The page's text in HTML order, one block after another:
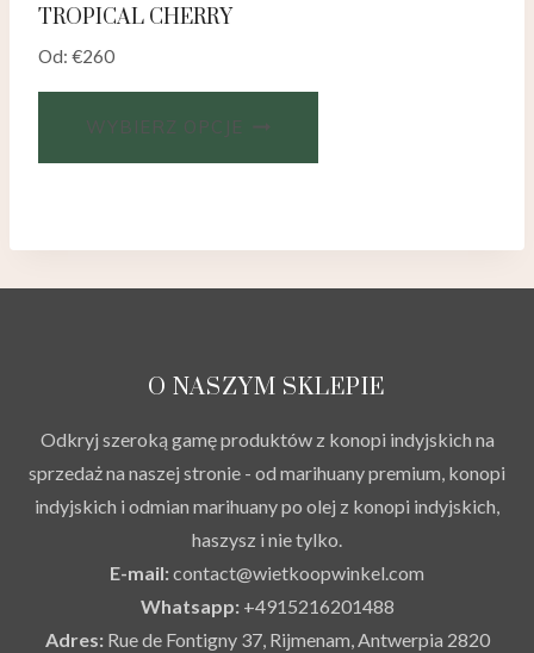
TROPICAL CHERRY
Od: €260
WYBIERZ OPCJE
O NASZYM SKLEPIE
Odkryj szeroką gamę produktów z konopi indyjskich na
sprzedaż na naszej stronie - od marihuany premium, konopi
indyjskich i odmian marihuany po olej z konopi indyjskich,
haszysz i nie tylko.
E-mail:contact@wietkoopwinkel.com
Whatsapp:+4915216201488
Adres:Rue de Fontigny 37, Rijmenam, Antwerpia 2820